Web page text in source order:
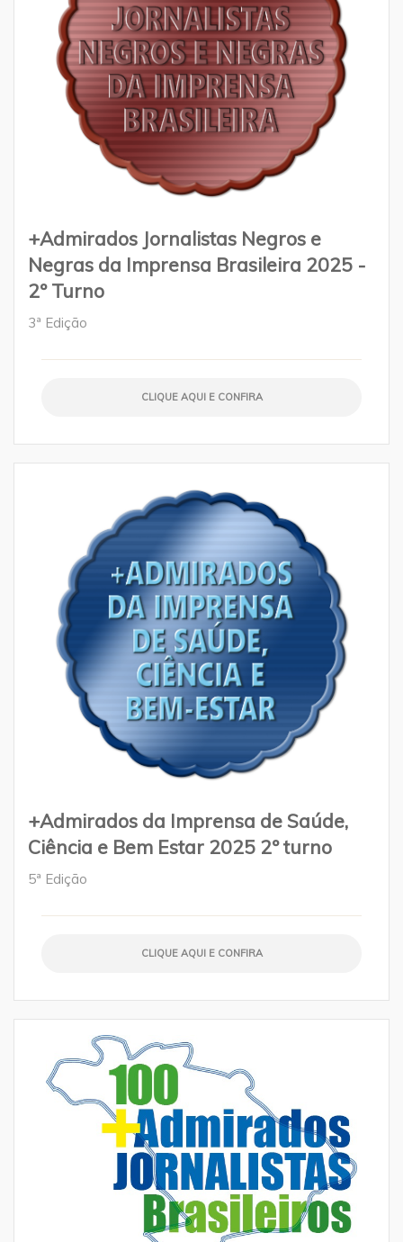
+Admirados Jornalistas Negros e
Negras da Imprensa Brasileira 2025 -
2º Turno
3ª Edição
CLIQUE AQUI E CONFIRA
+Admirados da Imprensa de Saúde,
Ciência e Bem Estar 2025 2º turno
5ª Edição
CLIQUE AQUI E CONFIRA